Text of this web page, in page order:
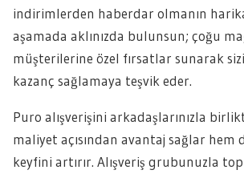
indirimlerden haberdar olmanın
aşamada aklınızda bulunsun; çoğu
müşterilerine özel fırsatlar sunarak
kazanç sağlamaya teşvik eder.
Puro alışverişini arkadaşlarınızla
maliyet açısından avantaj sağlar hem
keyfini artırır. Alışveriş grubunuzla